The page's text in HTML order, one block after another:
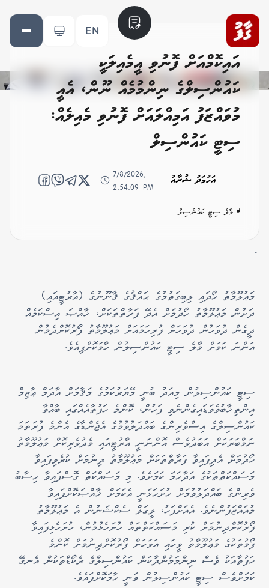
EN
އައިކޮމްއަށް ފޮނުވި އީމެއިލަކީ
ކައުންސިލްގެ ނިންމުމެއް ނޫން، އެއީ
މުވައްޒަފު އަމިއްލައަށް ފޮނުވި މެއިލެއް:
ސިޓީ ކައުންސިލް
އަހުމަދު ޝުރާއު
7/8/2026,
2:54:09 PM
# މާލެ ސިޓީ ކައުންސިލް
-
މަޢުލޫމާތު ހޯދައި ލިބިގަތުމުގެ ޙައްޤުގެ ޤާނޫނުގެ (އާރުޓީއައި)
ދަށުން މަޢުލޫމާތު ހޯދުމަށް އެދޭ ފަރާތްތަކަށް، ޚާއްޞަ އިސްކަމެއް
ދީގެން ދުވަހުން ދުވަހަށް ފުރިހަމައަށް މަޢުލޫމާތު ފޯރުކޮށްދެމުން
އަންނަ ކަމަށް މާލެ ސިޓީ ކައުންސިލުން ހާމަކޮށްފިއެވެ.
ސިޓީ ކައުންސިލުން މިއަދު ބުނީ މޭޔަރުކަމުގެ މަޤާމަށް އާދަމް ޢާޒިމް
އިންތިޚާބުވެވަޑައިގެންނެވި ފަހުން، ކޮންމެ ހަފުތާއެއްގައި ބާއްވާ
ކައުންސިލްގެ އިސްވެރިންގެ ބައްދަލުވުމުގެ އެޖެންޑާގެ އެންމެ ފުރަތަމަ
ނަމްބަރަކަށް އަބަދުވެސް އޮންނަނީ އާރުޓީއައި މެދުވެރިކޮށް މަޢުލޫމާތު
ހޯދުމަށް އެދިފައިވާ ފަރާތްތަކަށް މަޢުލޫމާތު ދިނުމަށް ކުރެވިފައިވާ
މަސައްކަތްތަކުގެ އަދާހަމަ ކަމަށެވެ. މި މަސައްކަތް ގޮސްފައިވާ ހިސާބު
ވެރިންގެ ބައްދަލުވުމަށް ހުށަހަޅަނީ އެކަމަށް ޚާއްޞަކޮށްފައިވާ
މުއައްޒަފުންނެވެ. އެއަށްފަހު، ލީގަލް ސެކްޝަނުން އެ މަޢުލޫމާތު
ފޯރުކޮށްދިނުމަށް ކުރި މަސައްކަތްތައް ހުށަހެޅުމުން، ހުށަހެޅިފައިވާ
ފޯމުތަކުގެ މަޢުލޫމާތު ވީހައި އަވަހަށް ފޯރުކޮށްދިނުމަށް ކޮންމެ
ހަފުތާއަކު ވެސް ނިންމަމުންދާކަން ކައުންސިލްގެ ރެކޯޑްތަކުން އެނގޭ
ކަމަށްވެސް ސިޓީ ކައުންސިލުން ވަނީ ހާމަކޮށްފައެވެ.